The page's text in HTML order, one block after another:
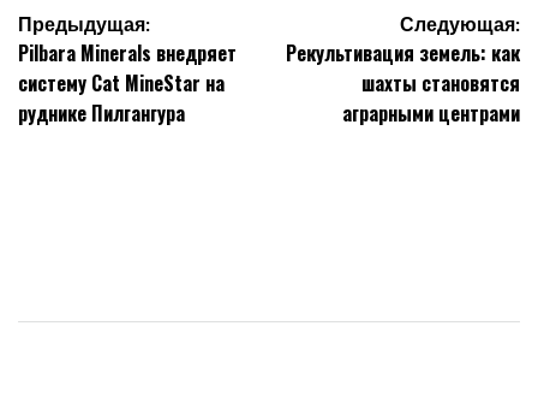
Навигация
по
записям
Предыдущая:
Pilbara Minerals внедряет
систему Cat MineStar на
руднике Пилгангура
Следующая:
Рекультивация земель: как
шахты становятся
аграрными центрами